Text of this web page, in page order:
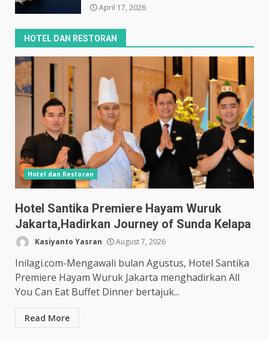
April 17, 2026
HOTEL DAN RESTORAN
Hotel dan Restoran
Hotel Santika Premiere Hayam Wuruk
Jakarta,Hadirkan Journey of Sunda Kelapa
Kasiyanto Yasran August 7, 2026
Inilagi.com-Mengawali bulan Agustus, Hotel Santika
Premiere Hayam Wuruk Jakarta menghadirkan All
You Can Eat Buffet Dinner bertajuk...
Read More